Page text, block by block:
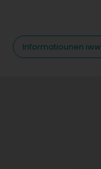
Informatiounen